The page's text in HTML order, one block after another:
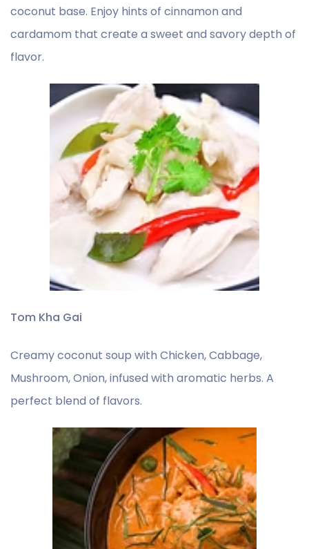
coconut base. Enjoy hints of cinnamon and
cardamom that create a sweet and savory depth of
flavor.
Tom Kha Gai
Creamy coconut soup with Chicken, Cabbage,
Mushroom, Onion, infused with aromatic herbs. A
perfect blend of flavors.